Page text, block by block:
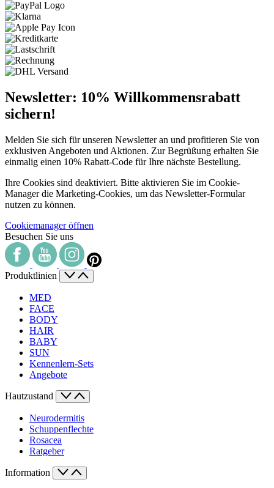
Newsletter: 10% Willkommensrabatt
sichern!
Melden Sie sich für unseren Newsletter an und profitieren Sie von
exklusiven Angeboten und Aktionen. Zur Begrüßung erhalten Sie
einmalig einen 10% Rabatt-Code für Ihre nächste Bestellung.
Ihre Cookies sind deaktiviert. Bitte aktivieren Sie im Cookie-
Manager die Marketing-Cookies, um das Newsletter-Formular
nutzen zu können.
Cookiemanager öffnen
Besuchen Sie uns
Produktlinien
MED
FACE
BODY
HAIR
BABY
SUN
Kennenlern-Sets
Angebote
Hautzustand
Neurodermitis
Schuppenflechte
Rosacea
Ratgeber
Information